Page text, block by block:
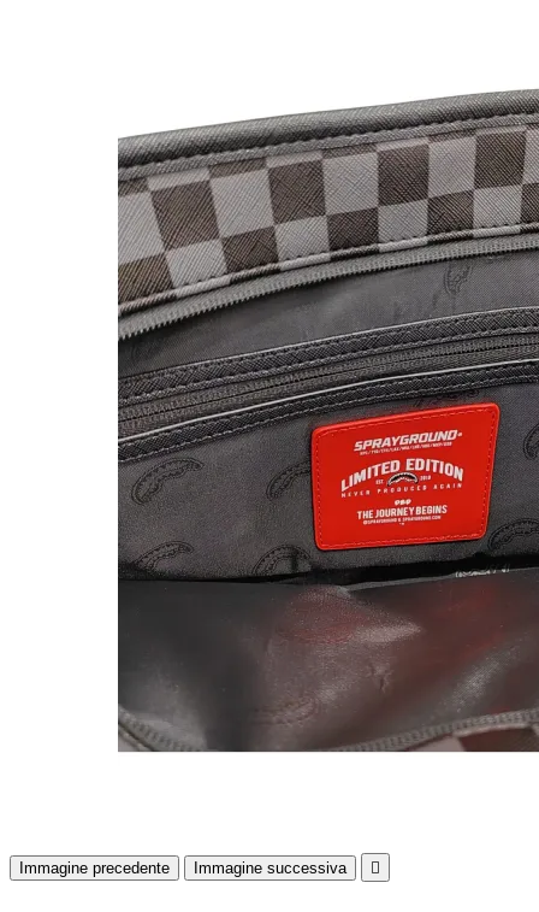
Immagine precedente Immagine successiva 